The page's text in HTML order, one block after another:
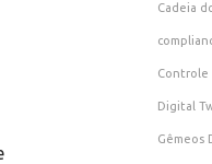
Cadeia
Controle
Digital
Gêmeos